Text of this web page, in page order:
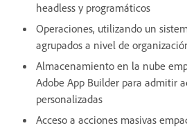
headless y programáticos
Operaciones, utilizando un
agrupados a nivel de
Almacenamiento en la nube
Adobe App Builder para admitir
personalizadas
Acceso a acciones masivas